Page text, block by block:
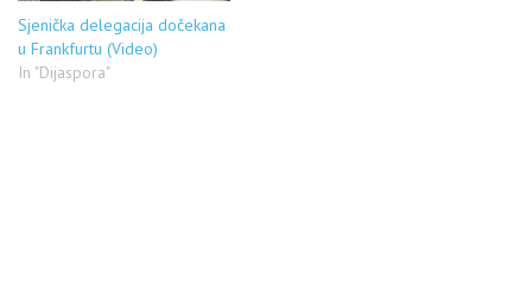
Sjenička delegacija dočekana
u Frankfurtu (Video)
In "Dijaspora"